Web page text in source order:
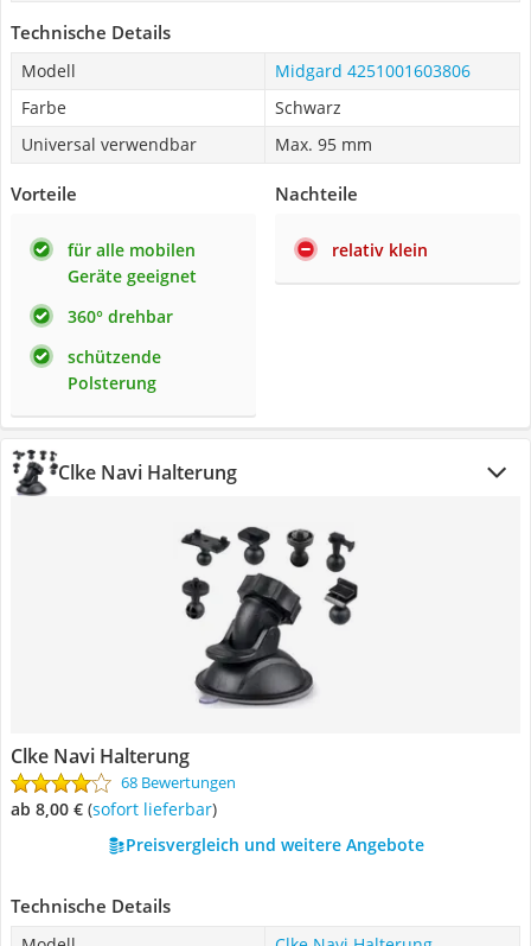
Technische Details
Modell
Midgard 4251001603806
Farbe
Schwarz
Universal verwendbar
Max. 95 mm
Vorteile
für alle mobilen
Geräte geeignet
360° drehbar
schützende
Polsterung
Nachteile
relativ klein
Clke Navi Halterung
Clke Navi Halterung
68 Bewertungen
ab 8,00 € ( Sofort lieferbar)
Preisvergleich und weitere Angebote
Technische Details